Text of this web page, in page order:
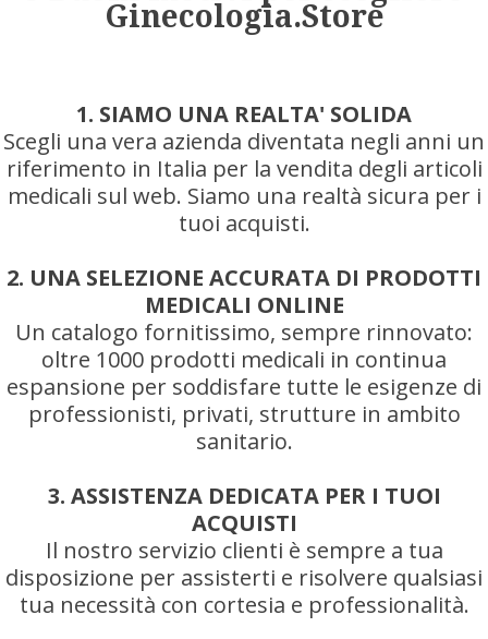
Ginecologia.Store
1. SIAMO UNA REALTA' SOLIDA
Scegli una vera azienda diventata negli anni un
riferimento in Italia per la vendita degli articoli
medicali sul web. Siamo una realtà sicura per i
tuoi acquisti.
2. UNA SELEZIONE ACCURATA DI PRODOTTI
MEDICALI ONLINE
Un catalogo fornitissimo, sempre rinnovato:
oltre 1000 prodotti medicali in continua
espansione per soddisfare tutte le esigenze di
professionisti, privati, strutture in ambito
sanitario.
3. ASSISTENZA DEDICATA PER I TUOI
ACQUISTI
Il nostro servizio clienti è sempre a tua
disposizione per assisterti e risolvere qualsiasi
tua necessità con cortesia e professionalità.